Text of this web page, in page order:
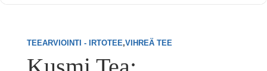
TEEARVIOINTI - IRTOTEE,VIHREÄ TEE